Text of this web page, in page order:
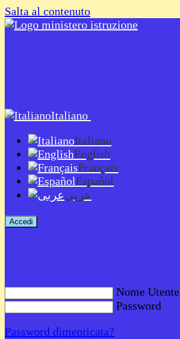
Salta al contenuto
Italiano
Italiano
English
Français
Español
عربى
Accedi
Nome Utente
Password
Password dimenticata?